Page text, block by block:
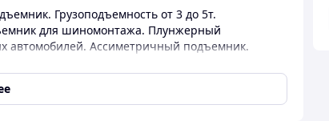
Грузоподъемность от 3 до 5т.
для шиномонтажа. Плунжерный
автомобилей. Ассиметричный подъемник.